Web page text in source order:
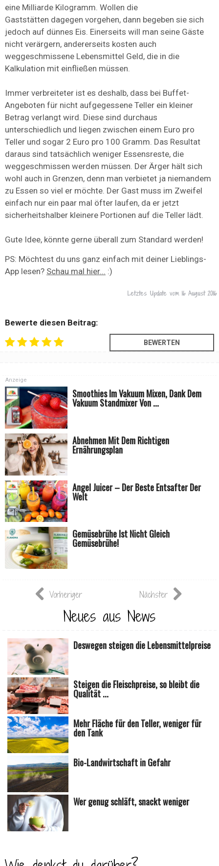
eine Milliarde Kilogramm. Wollen die
Gaststätten dagegen vorgehen, dann begeben sie sich
jedoch auf dünnes Eis. Einerseits will man seine Gäste
nicht verärgern, andererseits kosten auch
weggeschmissene Lebensmittel Geld, die in die
Kalkulation mit einfließen müssen.
Immer verbreiteter ist es deshalb, dass bei Buffet-
Angeboten für nicht aufgegessene Teller ein kleiner
Betrag verlangt wird. Diese sind durchaus
unterschiedlich und liegen zwischen einem Euro pro
Teller und sogar 2 Euro pro 100 Gramm. Das Resultat
daraus sind tatsächlich weniger Essensreste, die
weggeschmissen werden müssen. Der Ärger hält sich
wohl auch in Grenzen, denn man verbietet ja niemandem
zu Essen so viel er möchte. Der Gast muss im Zweifel
einfach nur ein paar mal öfter laufen, da er jetzt
sicherheitshalber kleinere Portionen auf die Teller lädt.
Gute Idee, könnte gerne überall zum Standard werden!
PS: Möchtest du uns ganz einfach mit deiner Lieblings-
App lesen? Schau mal hier... :)
Letztes Update vom 16 August 2016
Bewerte diesen Beitrag:
Smoothies Im Vakuum Mixen, Dank Dem
Vakuum Standmixer Von ...
Abnehmen Mit Dem Richtigen
Ernährungsplan
Angel Juicer – Der Beste Entsafter Der
Welt
Gemüsebrühe Ist Nicht Gleich
Gemüsebrühe!
Anzeige
Vorheriger Nächster
Neues aus News
Deswegen steigen die Lebensmittelpreise
Steigen die Fleischpreise, so bleibt die
Qualität ...
Mehr Fläche für den Teller, weniger für
den Tank
Bio-Landwirtschaft in Gefahr
Wer genug schläft, snackt weniger